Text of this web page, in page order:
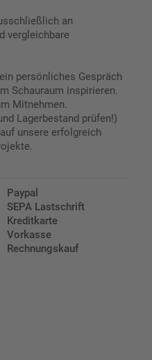
an
vergleichbare
persönliches Gespräch
Schauraum inspirieren.
Mitnehmen.
Lagerbestand prüfen!)
unsere erfolgreich
Paypal
SEPA Lastschrift
Kreditkarte
Vorkasse
Rechnungskauf